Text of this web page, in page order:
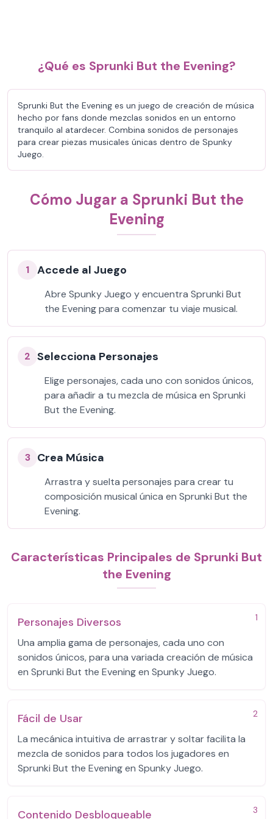
¿Qué es Sprunki But the Evening?
Sprunki But the Evening es un juego de creación de música
hecho por fans donde mezclas sonidos en un entorno
tranquilo al atardecer. Combina sonidos de personajes
para crear piezas musicales únicas dentro de Spunky
Juego.
Cómo Jugar a Sprunki But the
Evening
1 Accede al Juego
Abre Spunky Juego y encuentra Sprunki But
the Evening para comenzar tu viaje musical.
2 Selecciona Personajes
Elige personajes, cada uno con sonidos únicos,
para añadir a tu mezcla de música en Sprunki
But the Evening.
3 Crea Música
Arrastra y suelta personajes para crear tu
composición musical única en Sprunki But the
Evening.
Características Principales de Sprunki But
the Evening
1
Personajes Diversos
Una amplia gama de personajes, cada uno con
sonidos únicos, para una variada creación de música
en Sprunki But the Evening en Spunky Juego.
2
Fácil de Usar
La mecánica intuitiva de arrastrar y soltar facilita la
mezcla de sonidos para todos los jugadores en
Sprunki But the Evening en Spunky Juego.
3
Contenido Desbloqueable